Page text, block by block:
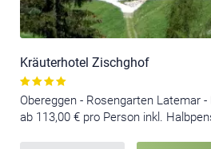
Kräuterhotel Zischghof
Obereggen - Rosengarten Latemar
ab 113,00 € pro Person inkl.